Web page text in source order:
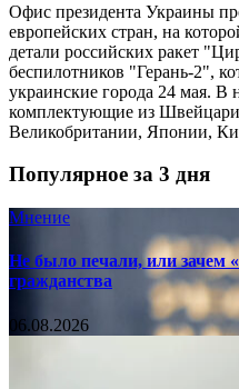
Офис президента Украины
европейских стран, на
детали российских ракет
беспилотников "Герань-2",
украинские города 24 мая. В
комплектующие из
Великобритании, Японии,
Популярное за 3 дня
Мнение
Не было печали, или зачем
гражданства
06.08.2026